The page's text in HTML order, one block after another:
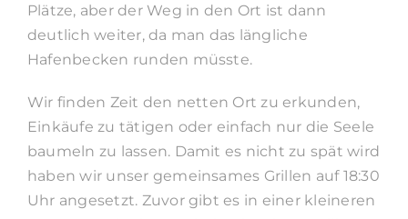
Plätze, aber der Weg in den Ort ist dann
deutlich weiter, da man das längliche
Hafenbecken runden müsste.
Wir finden Zeit den netten Ort zu erkunden,
Einkäufe zu tätigen oder einfach nur die Seele
baumeln zu lassen. Damit es nicht zu spät wird
haben wir unser gemeinsames Grillen auf 18:30
Uhr angesetzt. Zuvor gibt es in einer kleineren